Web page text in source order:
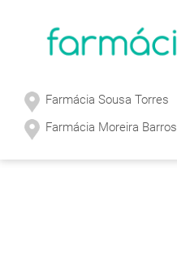
Farmácia Sousa Torres
Farmácia Moreira Barros